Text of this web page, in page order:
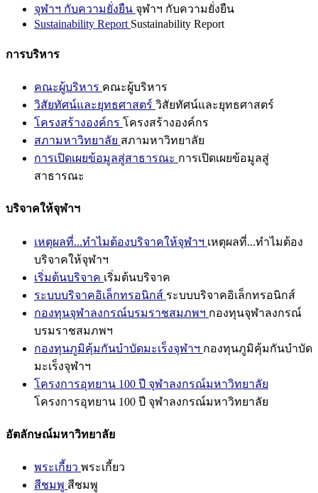
จุฬาฯ กับความยั่งยืน จุฬาฯ กับความยั่งยืน
Sustainability Report Sustainability Report
การบริหาร
คณะผู้บริหาร คณะผู้บริหาร
วิสัยทัศน์และยุทธศาสตร์ วิสัยทัศน์และยุทธศาสตร์
โครงสร้างองค์กร โครงสร้างองค์กร
สภามหาวิทยาลัย สภามหาวิทยาลัย
การเปิดเผยข้อมูลสู่สาธารณะ การเปิดเผยข้อมูลสู่
สาธารณะ
บริจาคให้จุฬาฯ
เหตุผลที่...ทำไมต้องบริจาคให้จุฬาฯ เหตุผลที่...ทำไมต้อง
บริจาคให้จุฬาฯ
เริ่มต้นบริจาค เริ่มต้นบริจาค
ระบบบริจาคอิเล็กทรอนิกส์ ระบบบริจาคอิเล็กทรอนิกส์
กองทุนจุฬาลงกรณ์บรมราชสมภพฯ กองทุนจุฬาลงกรณ์
บรมราชสมภพฯ
กองทุนภูมิคุ้มกันบำบัดมะเร็งจุฬาฯ กองทุนภูมิคุ้มกันบำบัด
มะเร็งจุฬาฯ
โครงการอุทยาน 100 ปี จุฬาลงกรณ์มหาวิทยาลัย
โครงการอุทยาน 100 ปี จุฬาลงกรณ์มหาวิทยาลัย
อัตลักษณ์มหาวิทยาลัย
พระเกี้ยว พระเกี้ยว
สีชมพู สีชมพู